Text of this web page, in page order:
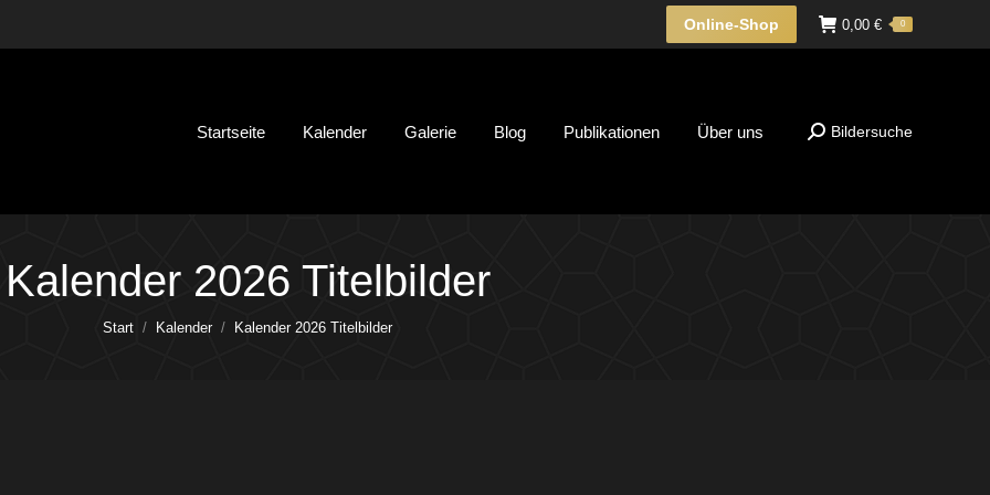
Online-Shop 0,00 € 0
Startseite Kalender Galerie Blog Publikationen Über uns Suche:
Bildersuche
Kalender 2026 Titelbilder
Sie befinden sich hier:
Start Kalender Kalender 2026 Titelbilder